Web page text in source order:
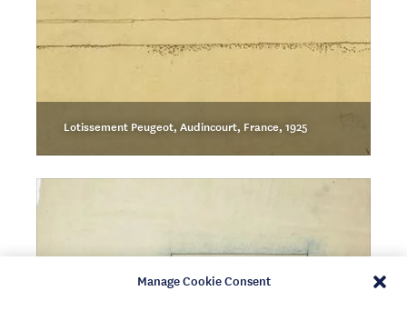
Manage Cookie Consent
Lotissement Peugeot, Audincourt, France, 1925